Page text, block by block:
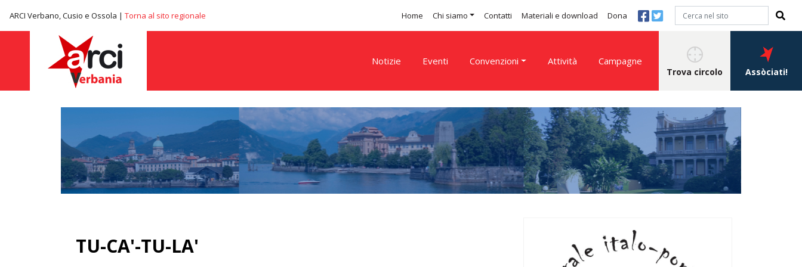
ARCI Verbano, Cusio e Ossola | Torna al sito regionale Home Chi siamo Contatti Materiali e download Dona
Notizie Eventi Convenzioni Attività Campagne
Trova circolo Assòciati!
TU-CA'-TU-LA'